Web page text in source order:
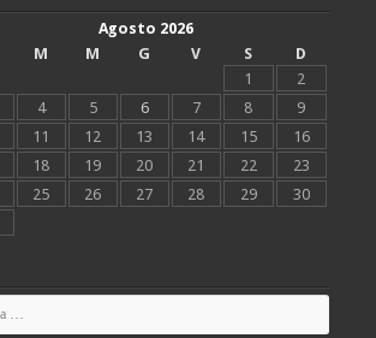
Agosto 2026
M M G V S
D
1
2
4 5 6 7 8
9
11 12 13 14 15
16
18 19 20 21 22
23
25 26 27 28 29
30